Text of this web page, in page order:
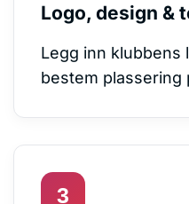
Logo, design &
Legg inn klubbens
bestem